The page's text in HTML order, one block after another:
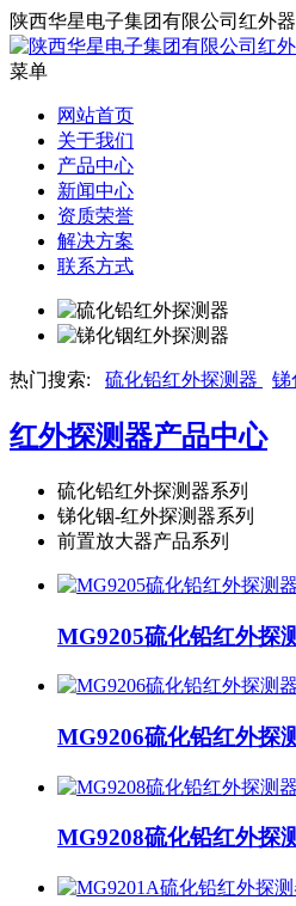
陕西华星电子集团有限公司红外
菜单
网站首页
关于我们
产品中心
新闻中心
资质荣誉
解决方案
联系方式
热门搜索: 硫化铅红外探测器 锑
红外探测器产品中心
硫化铅红外探测器系列
锑化铟-红外探测器系列
前置放大器产品系列
MG9205硫化铅红外探
MG9206硫化铅红外探
MG9208硫化铅红外探